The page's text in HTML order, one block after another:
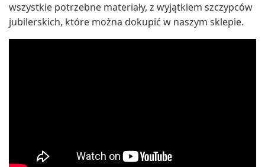
wszystkie potrzebne materiały, z wyjątkiem szczypców
jubilerskich, które można dokupić w naszym sklepie.